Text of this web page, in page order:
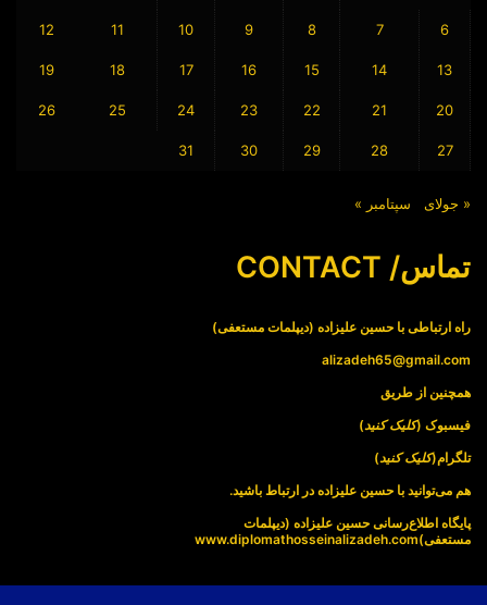
6
7
8
9
10
11
12
13
14
15
16
17
18
19
20
21
22
23
24
25
26
27
28
29
30
31
« جولای سپتامبر »
تماس/ CONTACT
راه ارتباطی با حسین علیزاده (دیپلمات مستعفی)
alizadeh65@gmail.com
همچنین از طریق
فیسبوک (کلیک کنید)
تلگرام(کلیک کنید)
هم می‌توانید با حسین علیزاده در ارتباط باشید.
پایگاه اطلاع‌رسانی حسین علیزاده (دیپلمات
مستعفی)www.diplomathosseinalizadeh.com